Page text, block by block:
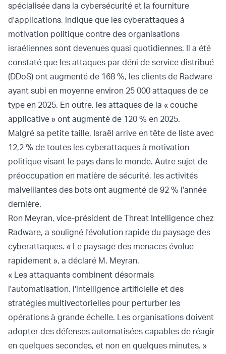
spécialisée dans la cybersécurité et la fourniture
d'applications, indique que les cyberattaques à
motivation politique contre des organisations
israéliennes sont devenues quasi quotidiennes. Il a été
constaté que les attaques par déni de service distribué
(DDoS) ont augmenté de 168 %, les clients de Radware
ayant subi en moyenne environ 25 000 attaques de ce
type en 2025. En outre, les attaques de la « couche
applicative » ont augmenté de 120 % en 2025.
Malgré sa petite taille, Israël arrive en tête de liste avec
12,2 % de toutes les cyberattaques à motivation
politique visant le pays dans le monde. Autre sujet de
préoccupation en matière de sécurité, les activités
malveillantes des bots ont augmenté de 92 % l'année
dernière.
Ron Meyran, vice-président de Threat Intelligence chez
Radware, a souligné l'évolution rapide du paysage des
cyberattaques. « Le paysage des menaces évolue
rapidement », a déclaré M. Meyran.
« Les attaquants combinent désormais
l'automatisation, l'intelligence artificielle et des
stratégies multivectorielles pour perturber les
opérations à grande échelle. Les organisations doivent
adopter des défenses automatisées capables de réagir
en quelques secondes, et non en quelques minutes. »